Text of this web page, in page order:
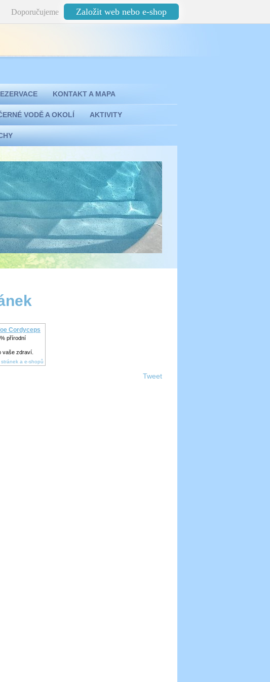
Doporučujeme Založit web nebo e-shop
KONTAKT A MAPA
VODĚ A OKOLÍ AKTIVITY
Cordyceps
přírodní
vaše zdraví.
a e-shopů
Tweet